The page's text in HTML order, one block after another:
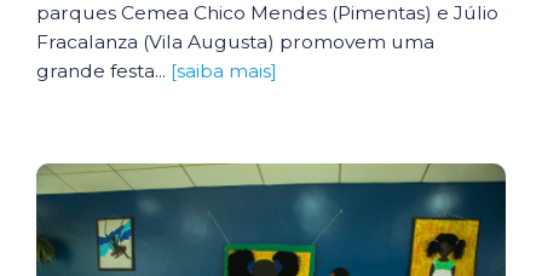
parques Cemea Chico Mendes (Pimentas) e Júlio
Fracalanza (Vila Augusta) promovem uma
grande festa... [saiba mais]